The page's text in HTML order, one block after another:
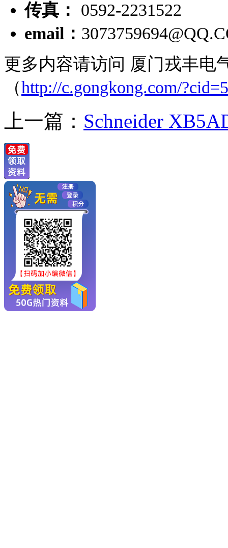
传真：
0592-2231522
email：
更多内容请访问 厦门戎丰电
（http://c.gongkong.com/
上一篇： Schneider